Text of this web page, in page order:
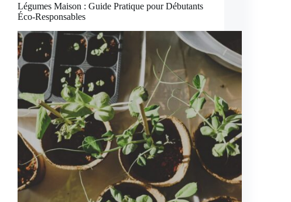
Légumes Maison : Guide Pratique pour Débutants
Éco-Responsables